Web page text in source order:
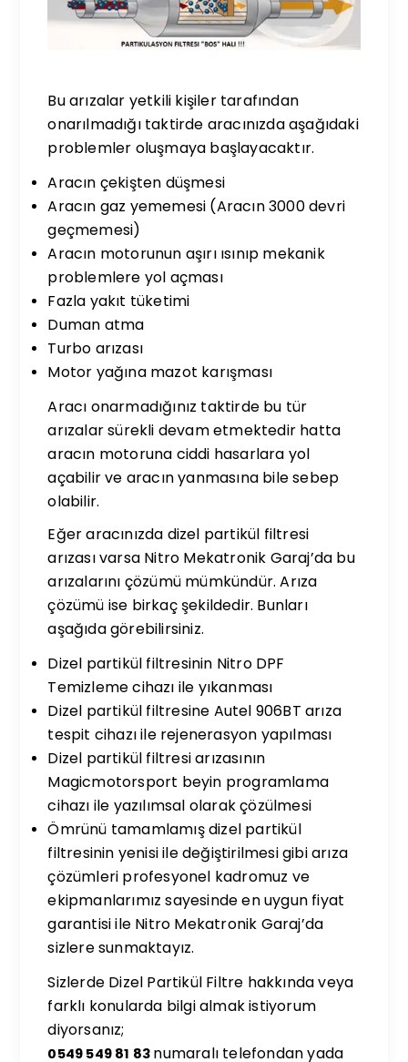
Bu arızalar yetkili kişiler tarafından
onarılmadığı taktirde aracınızda aşağıdaki
problemler oluşmaya başlayacaktır.
Aracın çekişten düşmesi
Aracın gaz yememesi (Aracın 3000 devri
geçmemesi)
Aracın motorunun aşırı ısınıp mekanik
problemlere yol açması
Fazla yakıt tüketimi
Duman atma
Turbo arızası
Motor yağına mazot karışması
Aracı onarmadığınız taktirde bu tür
arızalar sürekli devam etmektedir hatta
aracın motoruna ciddi hasarlara yol
açabilir ve aracın yanmasına bile sebep
olabilir.
Eğer aracınızda dizel partikül filtresi
arızası varsa Nitro Mekatronik Garaj’da bu
arızalarını çözümü mümkündür. Arıza
çözümü ise birkaç şekildedir. Bunları
aşağıda görebilirsiniz.
Dizel partikül filtresinin Nitro DPF
Temizleme cihazı ile yıkanması
Dizel partikül filtresine Autel 906BT arıza
tespit cihazı ile rejenerasyon yapılması
Dizel partikül filtresi arızasının
Magicmotorsport beyin programlama
cihazı ile yazılımsal olarak çözülmesi
Ömrünü tamamlamış dizel partikül
filtresinin yenisi ile değiştirilmesi gibi arıza
çözümleri profesyonel kadromuz ve
ekipmanlarımız sayesinde en uygun fiyat
garantisi ile Nitro Mekatronik Garaj’da
sizlere sunmaktayız.
Sizlerde Dizel Partikül Filtre hakkında veya
farklı konularda bilgi almak istiyorum
diyorsanız;
0549 549 81 83 numaralı telefondan yada